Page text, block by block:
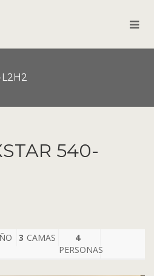
540-
3 CAMAS
4
PERSONAS